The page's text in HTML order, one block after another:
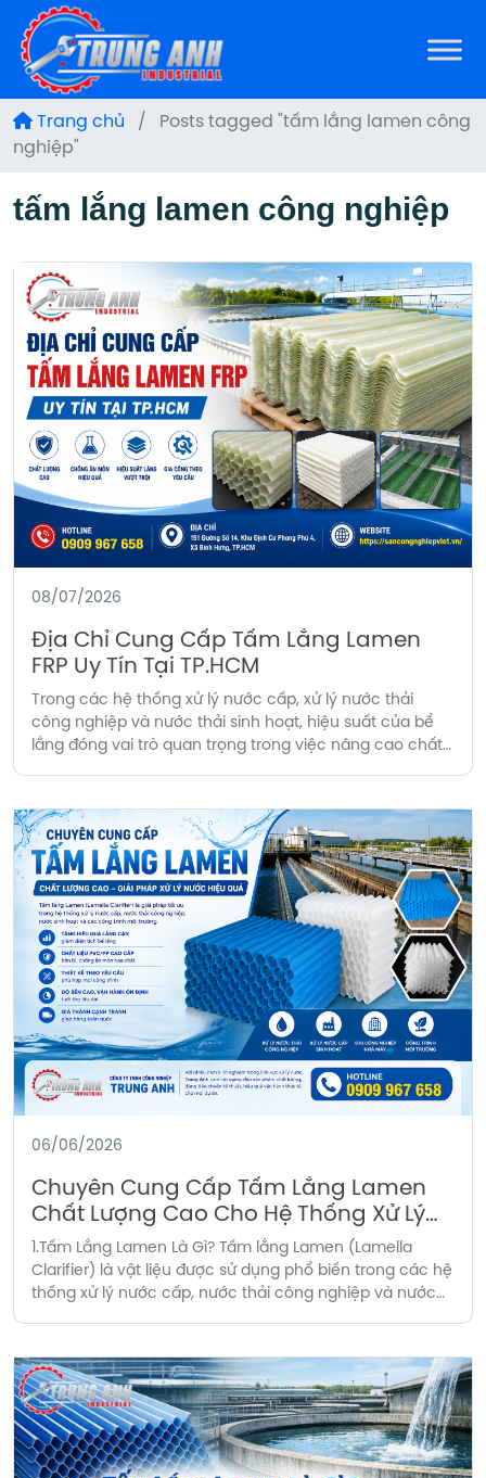
Trang chủ /
Posts tagged "tấm lắng lamen công
nghiệp"
tấm lắng lamen công nghiệp
08/07/2026
Địa Chỉ Cung Cấp Tấm Lắng Lamen
FRP Uy Tín Tại TP.HCM
Trong các hệ thống xử lý nước cấp, xử lý nước thải
công nghiệp và nước thải sinh hoạt, hiệu suất của bể
lắng đóng vai trò quan trọng trong việc nâng cao chất
[…]
06/06/2026
Chuyên Cung Cấp Tấm Lắng Lamen
Chất Lượng Cao Cho Hệ Thống Xử Lý
Nước
1.Tấm Lắng Lamen Là Gì? Tấm lắng Lamen (Lamella
Clarifier) là vật liệu được sử dụng phổ biến trong các hệ
thống xử lý nước cấp, nước thải công nghiệp và nước
lắng, nâng […]